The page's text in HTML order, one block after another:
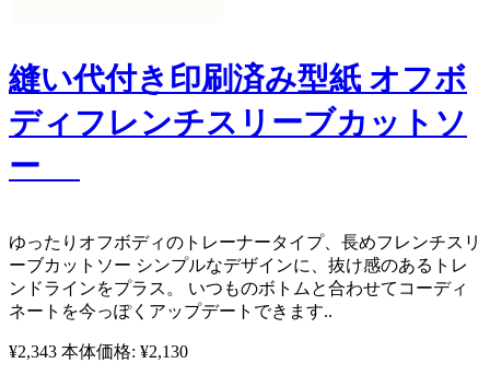
縫い代付き印刷済み型紙 オフボ
ディフレンチスリーブカットソ
ー
ゆったりオフボディのトレーナータイプ、長めフレンチスリ
ーブカットソー シンプルなデザインに、抜け感のあるトレ
ンドラインをプラス。 いつものボトムと合わせてコーディ
ネートを今っぽくアップデートできます..
¥2,343 本体価格: ¥2,130